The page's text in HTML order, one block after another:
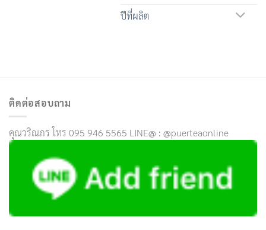
ปีที่ผลิต
ติดต่อสอบถาม
คุณวริณภร โทร 095 946 5565 LINE@ : @puerteaonline